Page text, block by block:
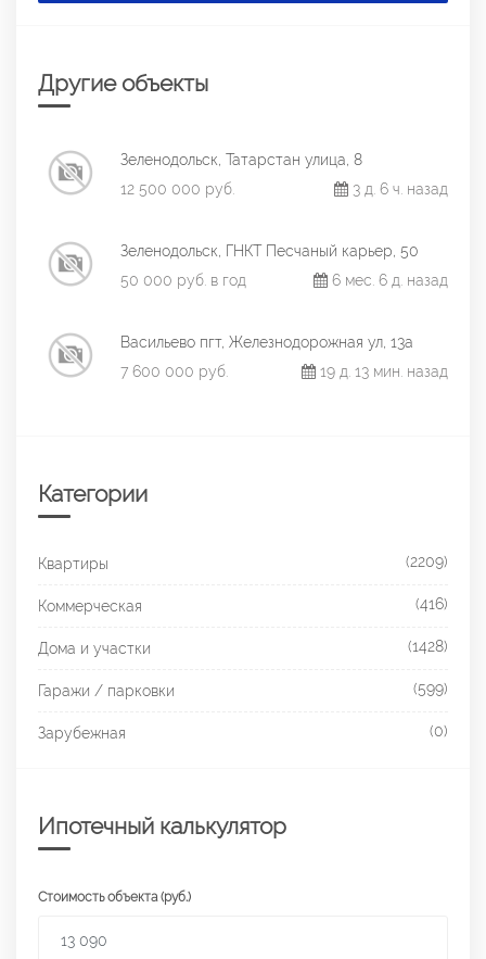
Другие объекты
Зеленодольск, Татарстан улица, 8
12 500 000 руб.
3 д. 6 ч. назад
Зеленодольск, ГНКТ Песчаный карьер, 50
50 000 руб. в год
6 мес. 6 д. назад
Васильево пгт, Железнодорожная ул, 13а
7 600 000 руб.
19 д. 13 мин. назад
Категории
Квартиры (2209)
Коммерческая (416)
Дома и участки (1428)
Гаражи / парковки (599)
Зарубежная (0)
Ипотечный калькулятор
Стоимость объекта (руб.)